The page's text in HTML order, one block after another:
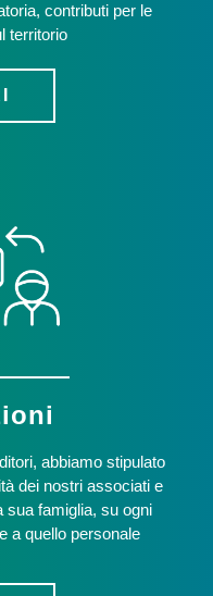
contributi per le
territorio
abbiamo stipulato
dei nostri associati e
sua famiglia, su ogni
a quello personale